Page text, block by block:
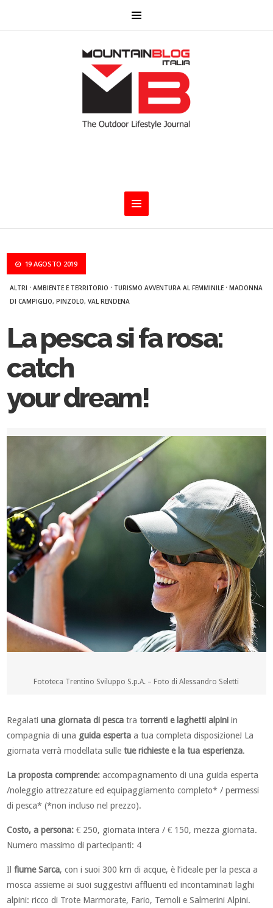
19 AGOSTO 2019
ALTRI ·AMBIENTE E TERRITORIO · TURISMO AVVENTURA AL FEMMINILE ·MADONNA
DI CAMPIGLIO, PINZOLO, VAL RENDENA
La pesca si fa rosa:
catch
your dream!
Fototeca Trentino Sviluppo S.p.A. – Foto di Alessandro Seletti
Regalatiuna giornata di pesca tratorrenti e laghetti alpini in
compagnia di una guida esperta a tua completa disposizione! La
giornata verrà modellata sulletue richieste e la tua esperienza.
La proposta comprende:accompagnamento di una guida esperta
/noleggio attrezzature ed equipaggiamento completo* / permessi
di pesca* (*non incluso nel prezzo).
Costo, a persona: € 250, giornata intera / € 150, mezza giornata.
Numero massimo di partecipanti: 4
Ilfiume Sarca, con i suoi 300 km di acque, è l’ideale per la pesca a
mosca assieme ai suoi suggestivi affluenti ed incontaminati laghi
alpini: ricco di Trote Marmorate, Fario, Temoli e Salmerini Alpini.